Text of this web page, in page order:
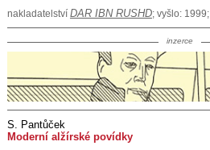
nakladatelství DAR IBN RUSHD; vyšlo: 1999;
inzerce
S. Pantůček
Moderní alžírské povídky